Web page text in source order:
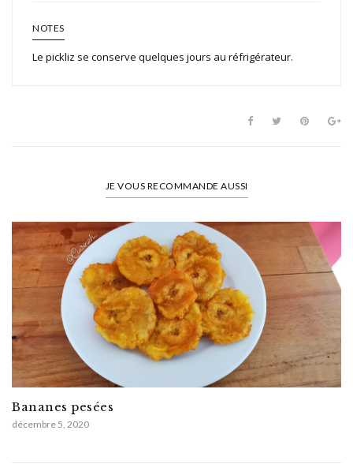
NOTES
Le pickliz se conserve quelques jours au réfrigérateur.
JE VOUS RECOMMANDE AUSSI
Bananes pesées
décembre 5, 2020